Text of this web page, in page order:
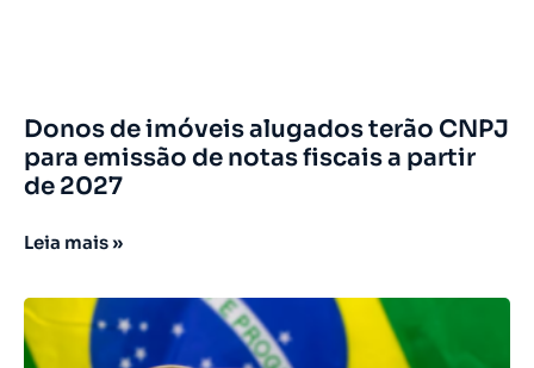
Donos de imóveis alugados terão CNPJ
para emissão de notas fiscais a partir
de 2027
Leia mais »